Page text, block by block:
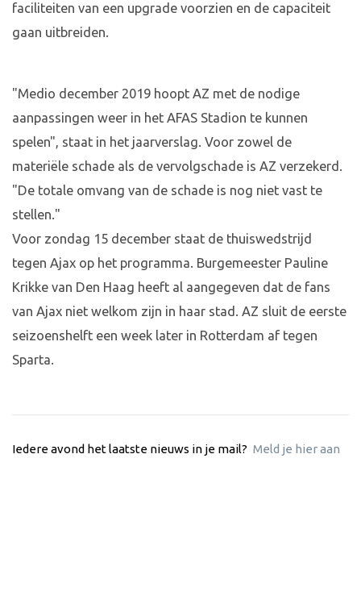
faciliteiten van een upgrade voorzien en de capaciteit
gaan uitbreiden.
"Medio december 2019 hoopt AZ met de nodige
aanpassingen weer in het AFAS Stadion te kunnen
spelen", staat in het jaarverslag. Voor zowel de
materiële schade als de vervolgschade is AZ verzekerd.
"De totale omvang van de schade is nog niet vast te
stellen."
Voor zondag 15 december staat de thuiswedstrijd
tegen Ajax op het programma. Burgemeester Pauline
Krikke van Den Haag heeft al aangegeven dat de fans
van Ajax niet welkom zijn in haar stad. AZ sluit de eerste
seizoenshelft een week later in Rotterdam af tegen
Sparta.
Iedere avond het laatste nieuws in je mail? Meld je hier aan